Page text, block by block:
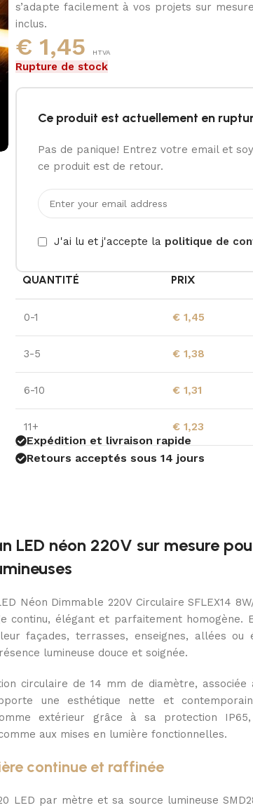
s’adapte facilement à vos projets sur
inclus.
€ 1,45 HTVA
Rupture de stock
Ce produit est actuellement en
Pas de panique! Entrez votre email et
ce produit est de retour.
J'ai lu et j'accepte la politique de
QUANTITÉ PRIX
0-1 € 1,45
3-5 € 1,38
6-10 € 1,31
11+ € 1,23
Expédition et livraison rapide
Retours acceptés sous 14 jours
LED néon 220V sur mesure
Néon Dimmable 220V Circulaire SFLEX14
continu, élégant et parfaitement homogène.
façades, terrasses, enseignes, allées ou
lumineuse douce et soignée.
circulaire de 14 mm de diamètre,
une esthétique nette et
extérieur grâce à sa protection
aux mises en lumière fonctionnelles.
continue et raffinée
LED par mètre et sa source lumineuse